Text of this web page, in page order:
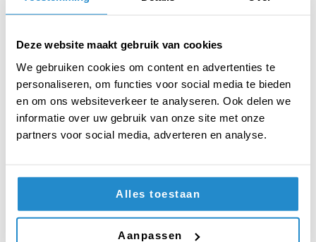
Deze website maakt gebruik van cookies
We gebruiken cookies om content en advertenties te
personaliseren, om functies voor social media te bieden
en om ons websiteverkeer te analyseren. Ook delen we
informatie over uw gebruik van onze site met onze
partners voor social media, adverteren en analyse.
Alles toestaan
Aanpassen
RECENTE BLOGS
Hoe bereid je een improvisatiestelling het beste
voor?
Toernooivoorbereiding: hoe doe ik dat nu
eigenlijk?
Debat versus Beraad: welke werkvorm kies jij?
Een goed betoog: zo onthoud je ‘m!